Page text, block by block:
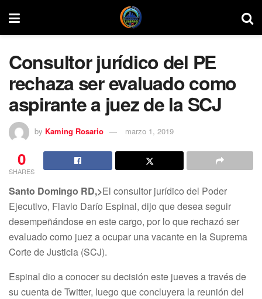
Consultor jurídico del PE
rechaza ser evaluado como
aspirante a juez de la SCJ
by Kaming Rosario marzo 1, 2019
0
SHARES
Santo Domingo RD,>El consultor jurídico del Poder
Ejecutivo, Flavio Darío Espinal, dijo que desea seguir
desempeñándose en este cargo, por lo que rechazó ser
evaluado como juez a ocupar una vacante en la Suprema
Corte de Justicia (SCJ).
Espinal dio a conocer su decisión este jueves a través de
su cuenta de Twitter, luego que concluyera la reunión del